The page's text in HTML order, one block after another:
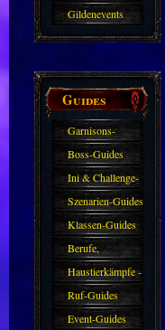
Gildenevents
Guides
Garnisons-
Guides
Boss-Guides
Ini & Challenge-
Guides
Szenarien-Guides
Klassen-Guides
Berufe,
Farmkarten und
Haustiere
Haustierkämpfe -
Guide
Ruf-Guides
Event-Guides